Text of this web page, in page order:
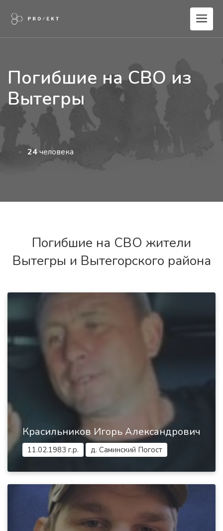
Погибшие на СВО из
Вытегры
24человека
Погибшие на СВО жители
Вытегры и Вытегорского района
Красильников Игорь Александрович
11.02.1983 г.р. д. Саминский Погост